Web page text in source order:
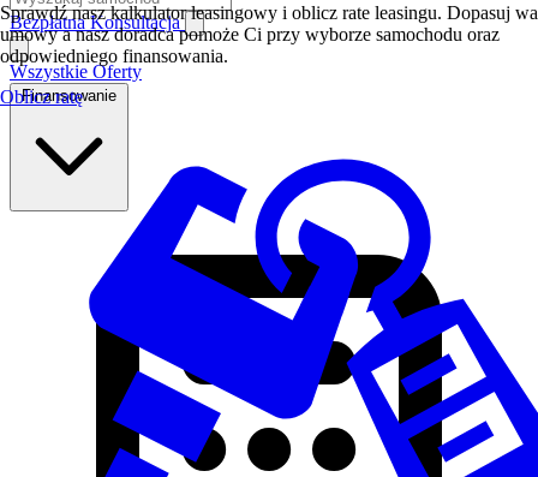
Bezpłatna Konsultacja
Wszystkie Oferty
Finansowanie
Sprawdź nasz kalkulator leasingowy i oblicz rate leasingu. Dopasuj
umowy a nasz doradca pomoże Ci przy wyborze samochodu oraz
odpowiedniego finansowania.
Oblicz ratę